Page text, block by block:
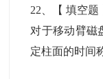
22 、【填空题
对于移动臂磁
定柱面的时间